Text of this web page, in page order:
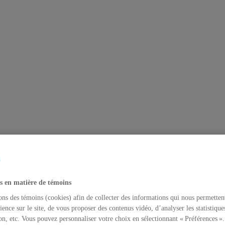
en matière de témoins
des témoins (cookies) afin de collecter des informations qui nous
sur le site, de vous proposer des contenus vidéo, d’analyser les
etc. Vous pouvez personnaliser votre choix en sélectionnant « Préférences ».